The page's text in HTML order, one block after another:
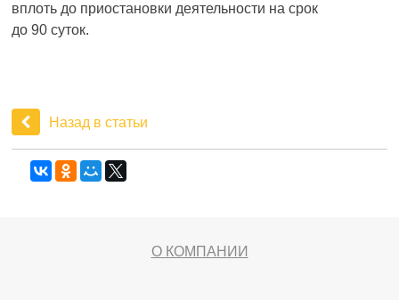
вплоть до приостановки деятельности на срок
до 90 суток.
Назад в статьи
О КОМПАНИИ